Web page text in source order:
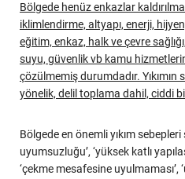
Bölgede henüz enkazlar
iklimlendirme, altyapı, enerji,
eğitim, enkaz, halk ve çevre
suyu, güvenlik vb kamu
çözülmemiş durumdadır.
yönelik, delil toplama dahil, ciddi
Bölgede en önemli yıkım sebepleri
uyumsuzluğu’, ‘yüksek katlı
‘çekme mesafesine uyulmaması’,